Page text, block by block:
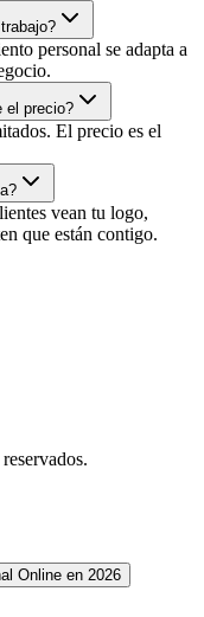
personal se adapta a
el precio?
El precio es el
vean tu logo,
que están contigo.
Online en 2026